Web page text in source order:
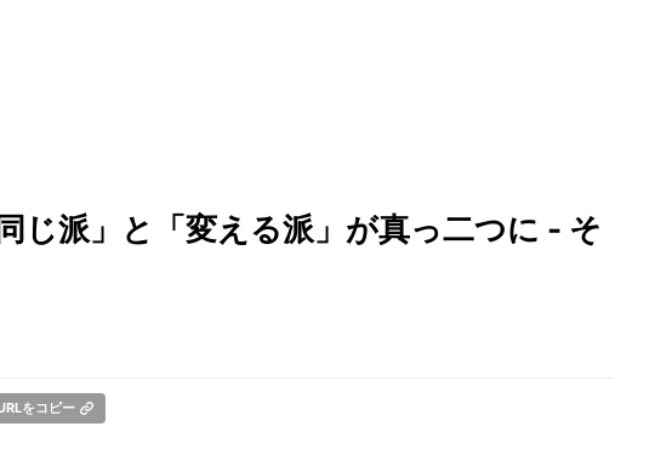
じ派」と「変える派」が真っ二つに - そ
をコピー